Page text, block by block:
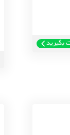
بگیرید